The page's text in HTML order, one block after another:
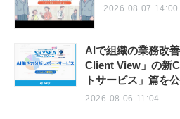
2026.08.07 14:00
AIで組織の業務改
Client View」の新
トサービス」篇を
2026.08.06 11:04